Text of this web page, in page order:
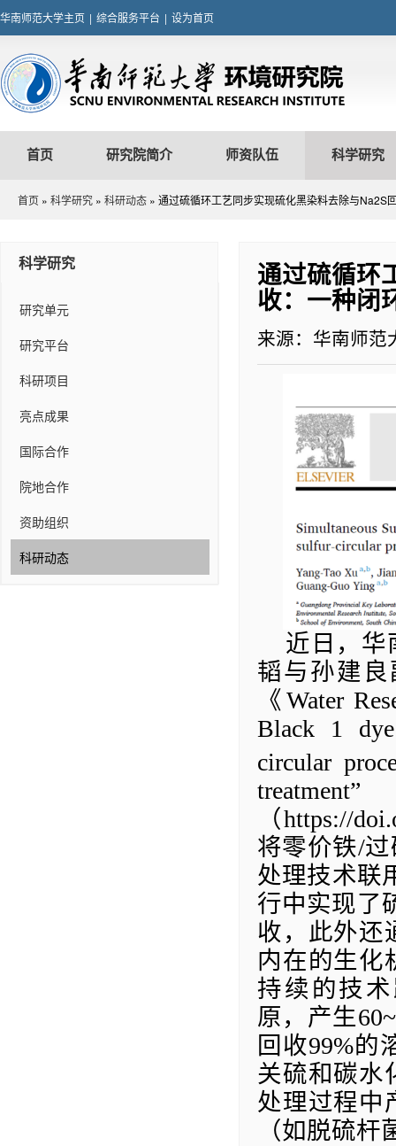
华南师范大学主页 | 综合服务平台 | 设为首页
首页 研究院简介 师资队伍 科学研究
首页 » 科学研究 » 科研动态 » 通过硫循环工艺同步实现硫化黑染料去除与Na2S
科学研究
研究单元
研究平台
科研项目
亮点成果
国际合作
院地合作
资助组织
科研动态
通过硫循环
收：一种闭
来源：华南师范
近日，华
韬与孙建
《 Water
Black 1
circular
treatment
（https://
将零价铁/过
处理技术联
行中实现了
收，此外还
内在的生化
持续的技
原，产生
回收99%的
关硫和碳水
处理过程中
（如脱硫